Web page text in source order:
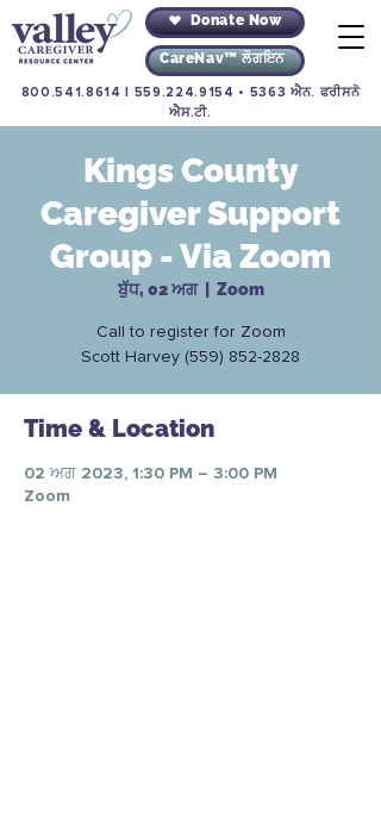
Donate Now
CareNav™ ਲੌਗਇਨ
800.541.8614 559.224.9154 • 5363 ਐਨ. ਫਰੀਸਨੋ
ਐਸ.ਟੀ.
Kings County
Caregiver Support
Group - Via Zoom
ਬੁੱਧ, 02 ਅਗ
  |
Zoom
Call to register for Zoom
Time & Location
02 ਅਗ 2023, 1:30 PM – 3:00 PM
Zoom